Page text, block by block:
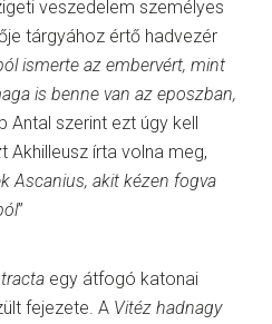
veszedelem személyes
tárgyához értő hadvezér
ismerte az embervért, mint
is benne van az eposzban,
Antal szerint ezt úgy kell
t Akhilleusz írta volna meg,
Ascanius, akit kézen fogva
”
egy átfogó katonai
fejezete. A Vitéz hadnagy